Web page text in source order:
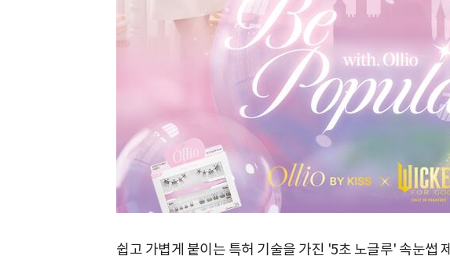
쉽고 가볍게 붙이는 특허 기술을 가진 '5초 노글루' 속눈썹